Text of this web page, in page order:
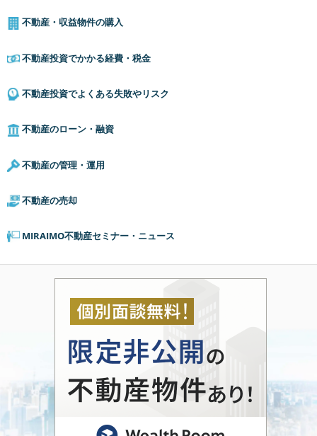
不動産・収益物件の購入
不動産投資でかかる経費・税金
不動産投資でよくある失敗やリスク
不動産のローン・融資
不動産の管理・運用
不動産の売却
MIRAIMO不動産セミナー・ニュース